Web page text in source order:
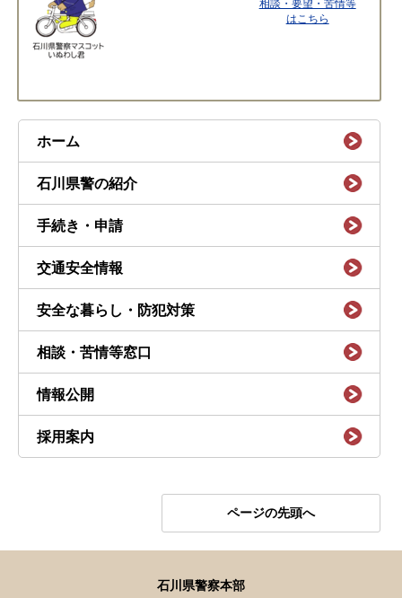
相談・要望・苦情等
はこちら
ホーム
石川県警の紹介
手続き・申請
交通安全情報
安全な暮らし・防犯対策
相談・苦情等窓口
情報公開
採用案内
ページの先頭へ
石川県警察本部